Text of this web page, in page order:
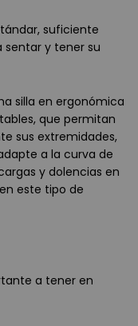
suficiente
sentar y tener su
silla en ergonómica
que permitan
sus extremidades,
a la curva de
y dolencias en
este tipo de
a tener en